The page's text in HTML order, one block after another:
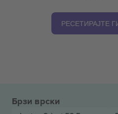
РЕСЕТИРАЈТЕ
Брзи врски